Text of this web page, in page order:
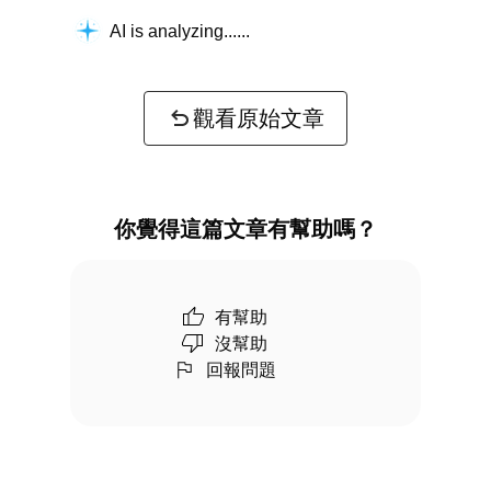
AI is analyzing...
觀看原始文章
你覺得這篇文章有幫助嗎？
有幫助
沒幫助
回報問題